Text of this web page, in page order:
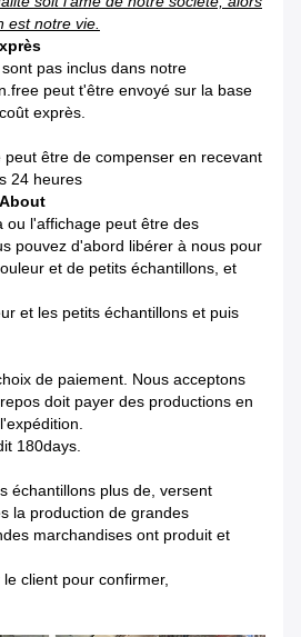
est notre vie.
pas inclus dans notre
peut t'être envoyé sur la base
exprès.
être de compenser en recevant
24 heures
ou l'affichage peut être des
pouvez d'abord libérer à nous pour
et de petits échantillons, et
et les petits échantillons et puis
de paiement. Nous acceptons
doit payer des productions en
l'expédition.
180days.
échantillons plus de, versent
la production de grandes
marchandises ont produit et
client pour confirmer,